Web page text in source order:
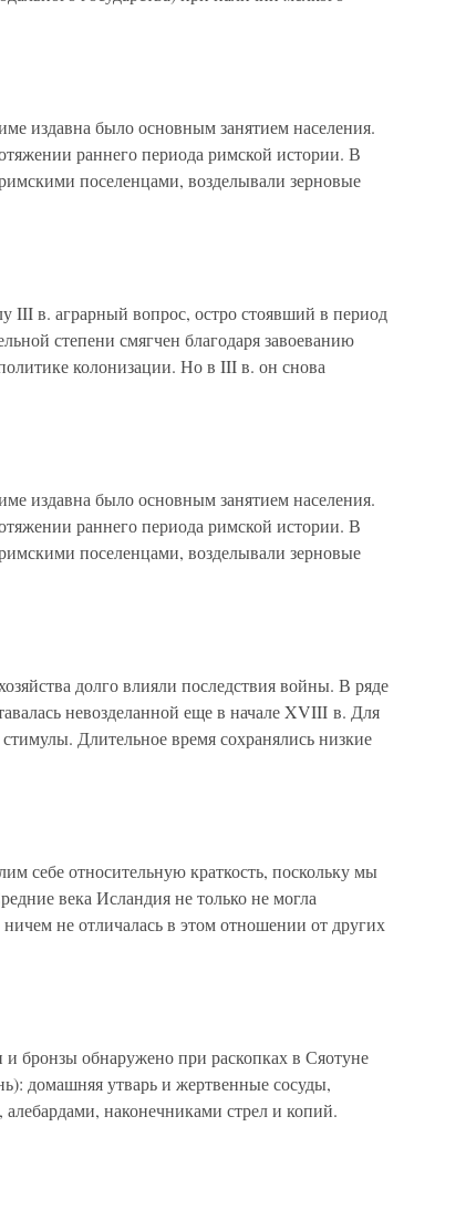
издавна было основным занятием населе­ния.
раннего периода римской истории. В
поселенцами, возделывали зерновые
III в. аграрный вопрос, остро стоявший в пе­риод
степени смягчен благодаря завоеванию
колонизации. Но в III в. он снова
издавна было основным занятием населе­ния.
раннего периода римской истории. В
поселенцами, возделывали зерновые
долго влияли последствия войны. В ряде
невозделанной еще в начале XVIII в. Для
Длительное время сохранялись низкие
себе относительную краткость, поскольку мы
века Исландия не только не могла
ничем не отличалась в этом отношении от других
бронзы обнаружено при раскопках в Сяотуне
домашняя утварь и жертвенные сосуды,
наконечниками стрел и копий.